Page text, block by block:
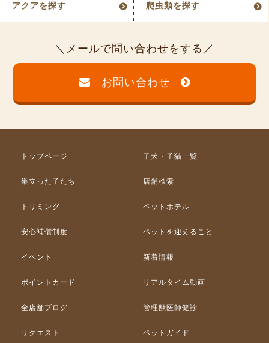
アクアを探す 爬虫類を探す
メールで問い合わせをする
お問い合わせ
トップページ 子犬・子猫一覧
巣立った子たち 店舗検索
トリミング ペットホテル
安心補償制度 ペットを迎えること
イベント 新着情報
ポイントカード リアルタイム動画
全店舗ブログ 管理獣医師健診
リクエスト ペットガイド